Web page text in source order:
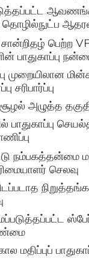
தொழில்நுட்ப
பெற்ற
பாதுகாப்பு
முறையிலான
சரிபார்ப்பு
அழுத்த
பாதுகாப்பு
நம்பகத்தன்மை
செலவு
மதிப்புப்